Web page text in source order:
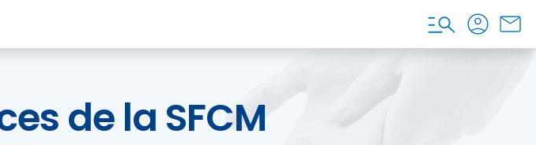
de la SFCM